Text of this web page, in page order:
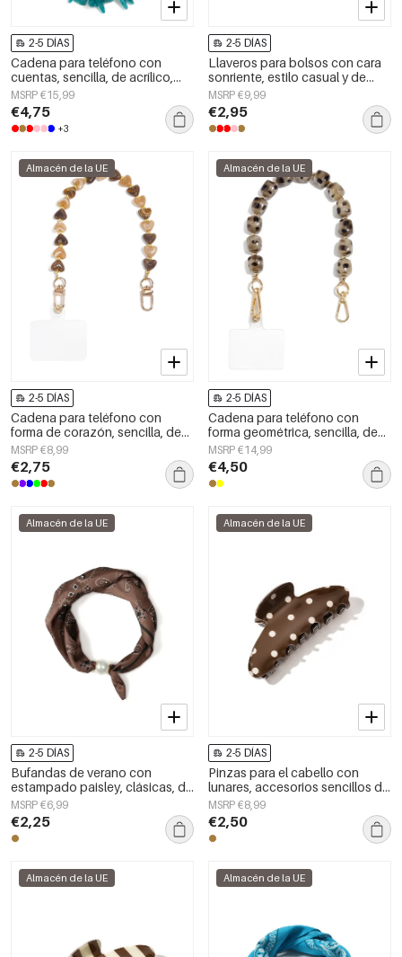
2-5 DÍAS
Cadena para teléfono con
cuentas, sencilla, de acrílico,
accesorio diario.
MSRP €15,99
€4,75
+3
2-5 DÍAS
Llaveros para bolsos con cara
sonriente, estilo casual y de
cristal, accesorios diarios.
MSRP €9,99
€2,95
Almacén de la UE
2-5 DÍAS
Cadena para teléfono con
forma de corazón, sencilla, de
acrílico, accesorio diario.
MSRP €8,99
€2,75
Almacén de la UE
2-5 DÍAS
Cadena para teléfono con
forma geométrica, sencilla, de
acrílico, accesorio de uso
diario.
MSRP €14,99
€4,50
Almacén de la UE
2-5 DÍAS
Bufandas de verano con
estampado paisley, clásicas, de
poliéster, accesorios para el día
a día.
MSRP €6,99
€2,25
Almacén de la UE
2-5 DÍAS
Pinzas para el cabello con
lunares, accesorios sencillos de
PVC para uso diario
MSRP €8,99
€2,50
Almacén de la UE Almacén de la UE